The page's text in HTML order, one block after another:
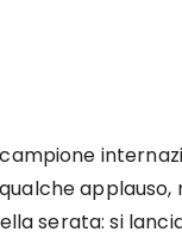
serata: si